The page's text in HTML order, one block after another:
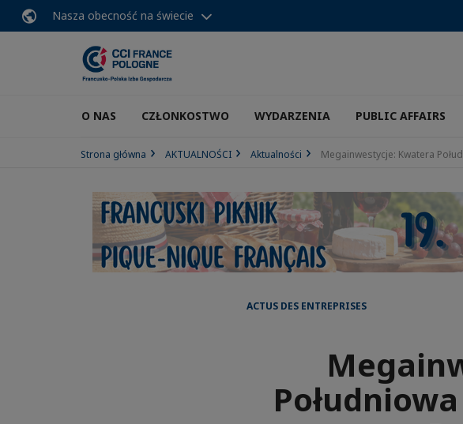
Nasza obecność na świecie
O NAS CZŁONKOSTWO WYDARZENIA PUBLIC AFFAIRS
Strona główna AKTUALNOŚCI Aktualności Megainwestycje: Kwatera
ACTUS DES ENTREPRISES